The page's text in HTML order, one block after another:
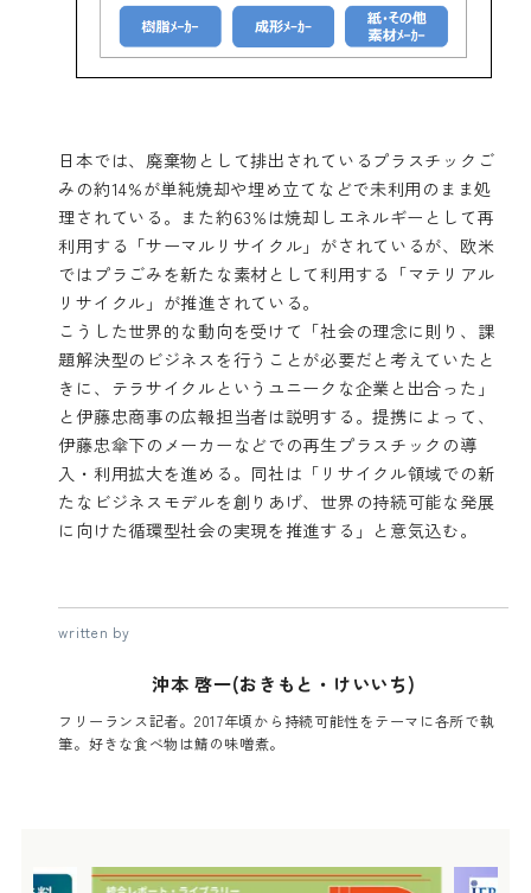
日本では、廃棄物として排出されているプラスチックご
みの約14%が単純焼却や埋め立てなどで未利用のまま処
理されている。また約63%は焼却しエネルギーとして再
利用する「サーマルリサイクル」がされているが、欧米
ではプラごみを新たな素材として利用する「マテリアル
リサイクル」が推進されている。
こうした世界的な動向を受けて「社会の理念に則り、課
題解決型のビジネスを行うことが必要だと考えていたと
きに、テラサイクルというユニークな企業と出合った」
と伊藤忠商事の広報担当者は説明する。提携によって、
伊藤忠傘下のメーカーなどでの再生プラスチックの導
入・利用拡大を進める。同社は「リサイクル領域での新
たなビジネスモデルを創りあげ、世界の持続可能な発展
に向けた循環型社会の実現を推進する」と意気込む。
written by
沖本 啓一(おきもと・けいいち)
フリーランス記者。2017年頃から持続可能性をテーマに各所で執
筆。好きな食べ物は鯖の味噌煮。